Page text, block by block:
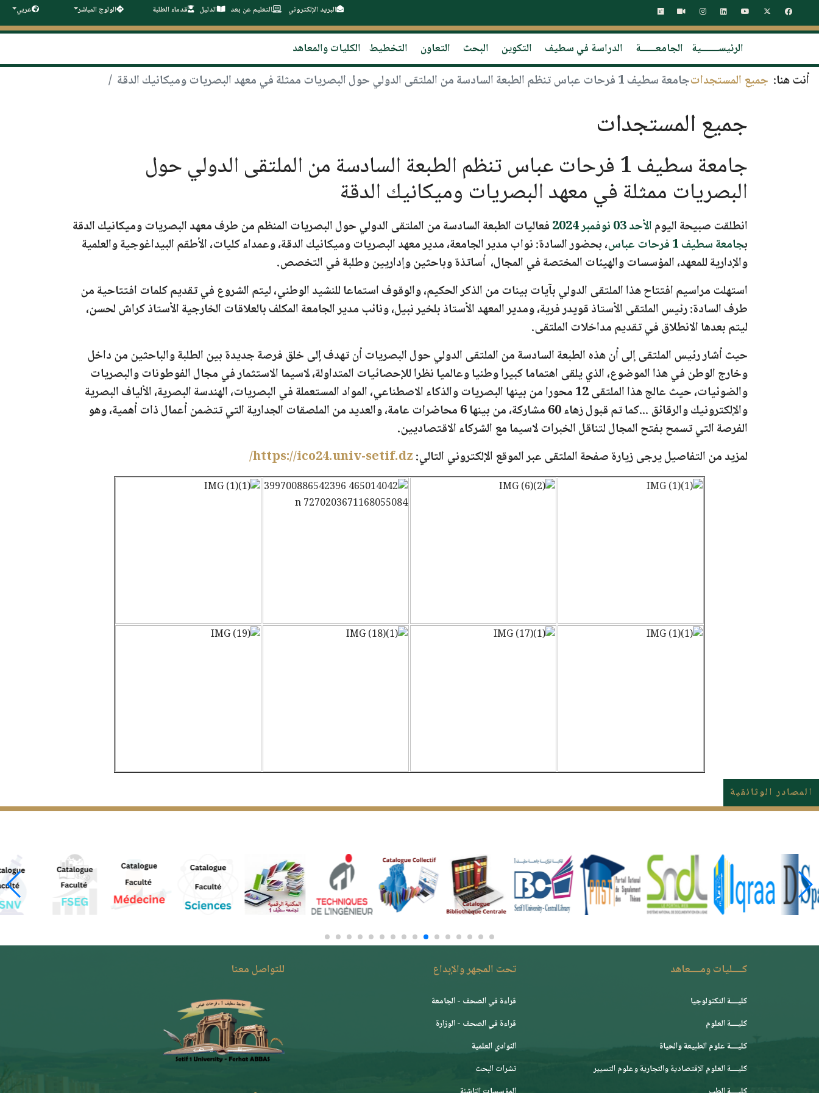
البريد الإلكتروني التعليم عن بعد الدليل قدماء الطلبة الولوج المباشر عربي
الرئيســـــــية الجامعــــــة الدراسة في سطيف التكوين البحث التعاون التخطيط الكليات والمعاهد
أنت هنا: جميع المستجداتجامعة سطيف 1 فرحات عباس تنظم الطبعة السادسة من الملتقى الدولي حول البصريات ممثلة في معهد البصريات وميكانيك الدقة
جميع المستجدات
جامعة سطيف 1 فرحات عباس تنظم الطبعة السادسة من الملتقى الدولي حول
البصريات ممثلة في معهد البصريات وميكانيك الدقة
انطلقت صبيحة اليومالأحد 03 نوفمبر 2024
فعاليات الطبعة السادسة من الملتقى الدولي حول البصريات المنظم من طرف معهد البصريات وميكانيك الدقة
بجامعة سطيف 1 فرحات عباس
، بحضور السادة: نواب مدير الجامعة، مدير معهد البصريات وميكانيك الدقة، وعمداء كليات، الأطقم البيداغوجية والعلمية
والإدارية للمعهد، المؤسسات والهيئات المختصة في المجال، أساتذة وباحثين وإداريين وطلبة في التخصص.
استهلت مراسيم افتتاح هذا الملتقى الدولي بآيات بينات من الذكر الحكيم، والوقوف استماعا للنشيد الوطني، ليتم الشروع في تقديم كلمات افتتاحية من
طرف السادة: رئيس الملتقى الأستاذ قويدر فرية، ومدير المعهد الأستاذ بلخير نبيل، ونائب مدير الجامعة المكلف بالعلاقات الخارجية الأستاذ كراش لحسن،
ليتم بعدها الانطلاق في تقديم مداخلات الملتقى.
حيث أشار رئيس الملتقى إلى أن هذه الطبعة السادسة من الملتقى الدولي حول البصريات أن تهدف إلى خلق فرصة جديدة بين الطلبة والباحثين من داخل
وخارج الوطن في هذا الموضوع، الذي يلقى اهتماما كبيرا وطنيا وعالميا نظرا للإحصائيات المتداولة، لاسيما الاستثمار في مجال الفوطونات والبصريات
والضوئيات، حيث عالج هذا الملتقى 12 محورا من بينها البصريات والذكاء الاصطناعي، المواد المستعملة في البصريات، الهندسة البصرية، الألياف البصرية
والإلكترونيك والرقائق ...كما تم قبول زهاء 60 مشاركة، من بينها 6 محاضرات عامة، والعديد من الملصقات الجدارية التي تتضمن أعمال ذات أهمية، وهو
الفرصة التي تسمح بفتح المجال لتناقل الخبرات لاسيما مع الشركاء الاقتصاديين.
لمزيد من التفاصيل يرجى زيارة صفحة الملتقى عبر الموقع الإلكتروني التالي:https://ico24.univ-setif.dz/
المصادر الوثائقية
كــــليات ومــــعاهد
كليــــة التكنولوجيا
كليــــة العلوم
كليــــة علوم الطبيعة والحياة
كليــــة العلوم الإقتصادية والتجارية وعلوم التسيير
تحت المجهر والإبداع
قراءة في الصحف - الجامعة
قراءة في الصحف - الوزارة
النوادي العلمية
نشرات البحث
للتواصل معنا